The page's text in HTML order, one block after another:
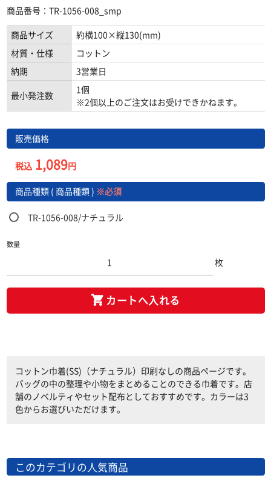
商品番号：TR-1056-008_smp
商品サイズ
約横100×縦130(mm)
材質・仕様
コットン
納期
3営業日
最小発注数
1個
※2個以上のご注文はお受けできかねます。
販売価格
税込1,089円
商品種類 ( 商品種類 ) ※必須
TR-1056-008/ナチュラル
数量
枚
カートへ入れる
コットン巾着(SS)（ナチュラル）印刷なしの商品ページです。
バッグの中の整理や小物をまとめることのできる巾着です。店
舗のノベルティやセット配布としておすすめです。カラーは3
色からお選びいただけます。
このカテゴリの人気商品